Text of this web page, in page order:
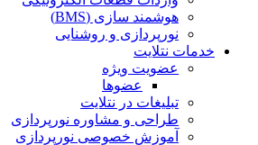
هوشمند سازی (BMS)
نورپردازی و روشنایی
خدمات نتلایت
عضویت ویژه
عضوها
تبلیغات در نتلایت
طراحی و مشاوره نورپردازی
آموزش خصوصی نورپردازی